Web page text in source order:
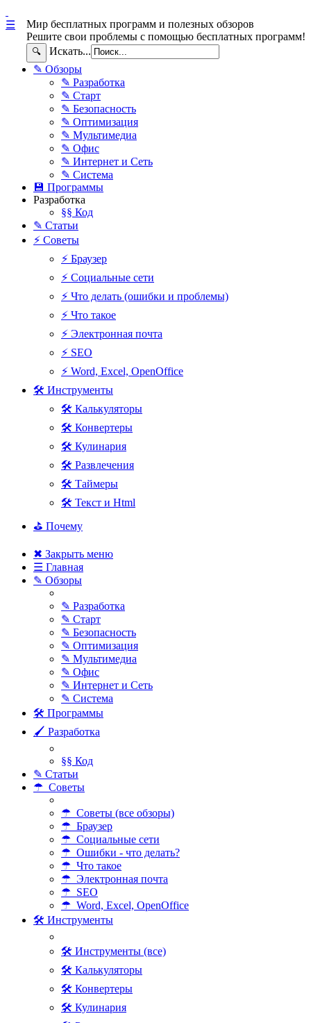
Мир бесплатных программ и полезных обзоров
Решите свои проблемы с помощью бесплатных программ!
🔍 Искать...
☰
✎ Обзоры
✎ Разработка
✎ Старт
✎ Безопасность
✎ Оптимизация
✎ Мультимедиа
✎ Офис
✎ Интернет и Сеть
✎ Система
💾 Программы
Разработка
§§ Код
✎ Статьи
⚡ Советы
⚡ Браузер
⚡ Социальные сети
⚡ Что делать (ошибки и проблемы)
⚡ Что такое
⚡ Электронная почта
⚡ SEO
⚡ Word, Excel, OpenOffice
🛠 Инструменты
🛠 Калькуляторы
🛠 Конвертеры
🛠 Кулинария
🛠 Развлечения
🛠 Таймеры
🛠 Текст и Html
⛳ Почему
✖ Закрыть меню
☰ Главная
✎ Обзоры
✎ Разработка
✎ Старт
✎ Безопасность
✎ Оптимизация
✎ Мультимедиа
✎ Офис
✎ Интернет и Сеть
✎ Система
🛠 Программы
🖌 Разработка
§§ Код
✎ Статьи
☂ Советы
☂ Советы (все обзоры)
☂ Браузер
☂ Социальные сети
☂ Ошибки - что делать?
☂ Что такое
☂ Электронная почта
☂ SEO
☂ Word, Excel, OpenOffice
🛠 Инструменты
🛠 Инструменты (все)
🛠 Калькуляторы
🛠 Конвертеры
🛠 Кулинария